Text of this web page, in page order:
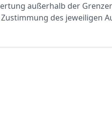
außerhalb der
des jeweiligen